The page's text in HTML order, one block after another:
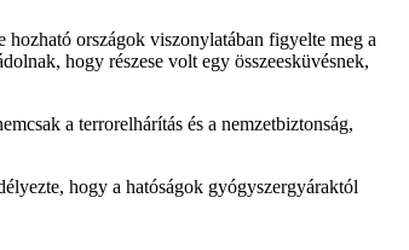
országok viszonylatában figyelte meg a
hogy részese volt egy összeesküvésnek,
a terrorelhárítás és a nemzetbiztonság,
hogy a hatóságok gyógyszergyáraktól